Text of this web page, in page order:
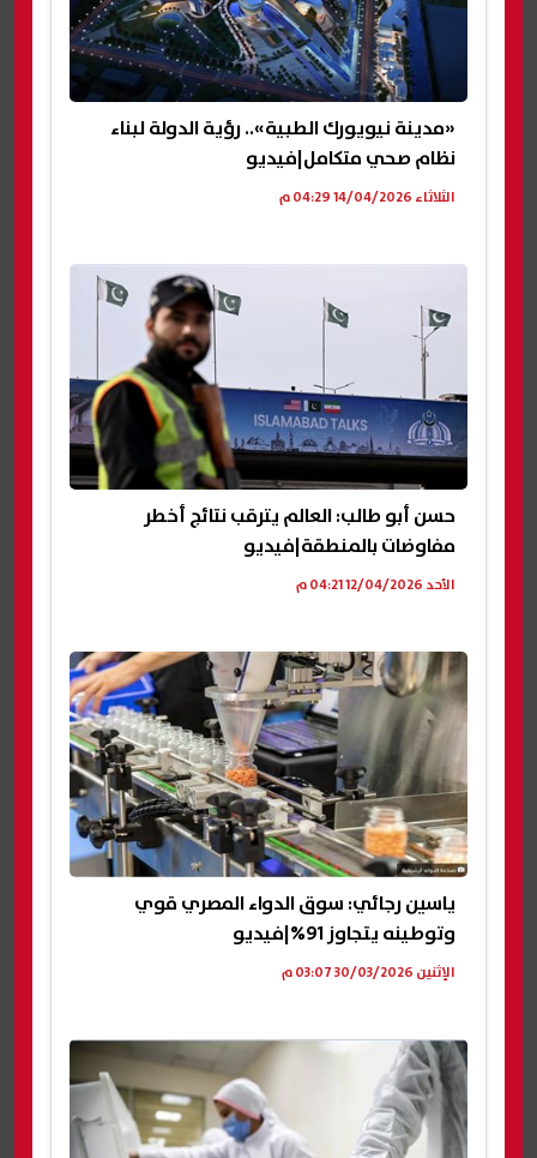
«مدينة نيويورك الطبية».. رؤية الدولة لبناء
نظام صحي متكامل|فيديو
الثلاثاء 14/04/2026 04:29 م
حسن أبو طالب: العالم يترقب نتائج أخطر
مفاوضات بالمنطقة|فيديو
الأحد 12/04/2026 04:21 م
ياسين رجائي: سوق الدواء المصري قوي
وتوطينه يتجاوز 91%|فيديو
الإثنين 30/03/2026 03:07 م